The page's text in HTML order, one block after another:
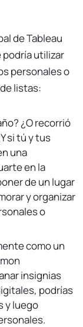
de Tableau
podría utilizar
personales o
listas:
¿O recorrió
si tú y tus
una
en la
de un lugar
y organizar
o
como un
insignias
podrías
y luego